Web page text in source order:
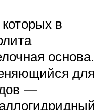
в
основа.
для
—